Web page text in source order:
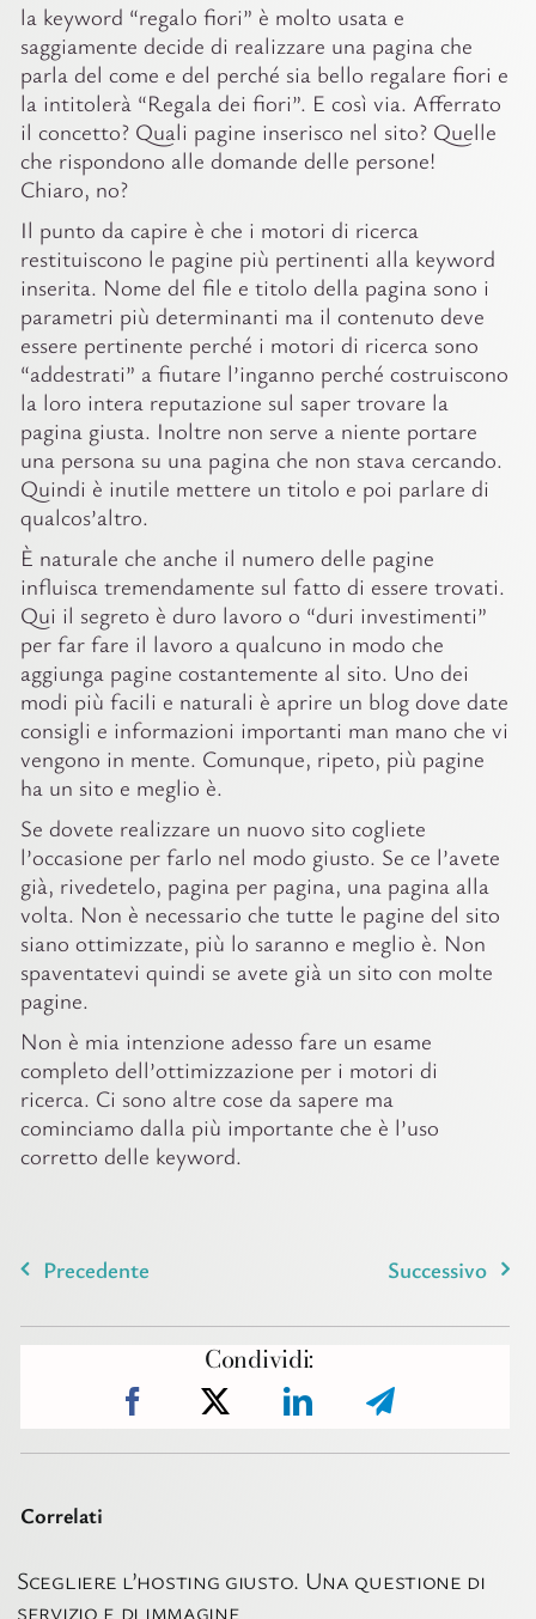
la keyword “regalo fiori” è molto usata e
saggiamente decide di realizzare una pagina che
parla del come e del perché sia bello regalare fiori e
la intitolerà “Regala dei fiori”. E così via. Afferrato
il concetto? Quali pagine inserisco nel sito? Quelle
che rispondono alle domande delle persone!
Chiaro, no?
Il punto da capire è che i motori di ricerca
restituiscono le pagine più pertinenti alla keyword
inserita. Nome del file e titolo della pagina sono i
parametri più determinanti ma il contenuto deve
essere pertinente perché i motori di ricerca sono
“addestrati” a fiutare l’inganno perché costruiscono
la loro intera reputazione sul saper trovare la
pagina giusta. Inoltre non serve a niente portare
una persona su una pagina che non stava cercando.
Quindi è inutile mettere un titolo e poi parlare di
qualcos’altro.
È naturale che anche il numero delle pagine
influisca tremendamente sul fatto di essere trovati.
Qui il segreto è duro lavoro o “duri investimenti”
per far fare il lavoro a qualcuno in modo che
aggiunga pagine costantemente al sito. Uno dei
modi più facili e naturali è aprire un blog dove date
consigli e informazioni importanti man mano che vi
vengono in mente. Comunque, ripeto, più pagine
ha un sito e meglio è.
Se dovete realizzare un nuovo sito cogliete
l’occasione per farlo nel modo giusto. Se ce l’avete
già, rivedetelo, pagina per pagina, una pagina alla
volta. Non è necessario che tutte le pagine del sito
siano ottimizzate, più lo saranno e meglio è. Non
spaventatevi quindi se avete già un sito con molte
pagine.
Non è mia intenzione adesso fare un esame
completo dell’ottimizzazione per i motori di
ricerca. Ci sono altre cose da sapere ma
cominciamo dalla più importante che è l’uso
corretto delle keyword.
Precedente Successivo
Condividi:
Correlati
Scegliere l’hosting giusto. Una questione di
servizio e di immagine